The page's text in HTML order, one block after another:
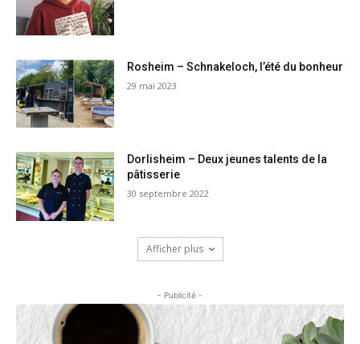
Rosheim – Schnakeloch, l’été du bonheur
29 mai 2023
Dorlisheim – Deux jeunes talents de la
pâtisserie
30 septembre 2022
Afficher plus
- Publicité -